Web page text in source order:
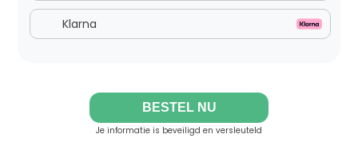
Klarna
BESTEL NU
Je informatie is beveiligd en versleuteld